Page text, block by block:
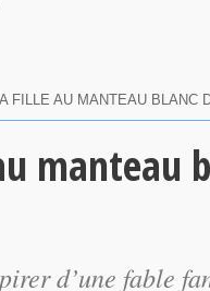
FILLE AU MANTEAU BLANC
manteau
d’une fable